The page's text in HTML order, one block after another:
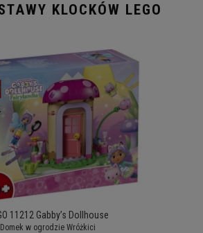
KLOCKÓW LEGO
11212 Gabby’s Dollhouse
Domek w ogrodzie Wróżkici